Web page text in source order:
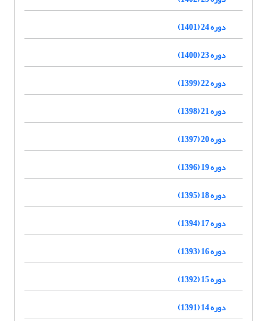
دوره 24 (1401)
دوره 23 (1400)
دوره 22 (1399)
دوره 21 (1398)
دوره 20 (1397)
دوره 19 (1396)
دوره 18 (1395)
دوره 17 (1394)
دوره 16 (1393)
دوره 15 (1392)
دوره 14 (1391)